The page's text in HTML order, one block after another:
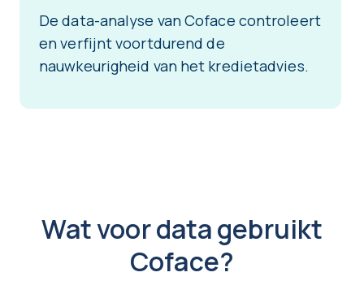
De data-analyse van Coface controleert
en verfijnt voortdurend de
nauwkeurigheid van het kredietadvies.
Wat voor data gebruikt
Coface?